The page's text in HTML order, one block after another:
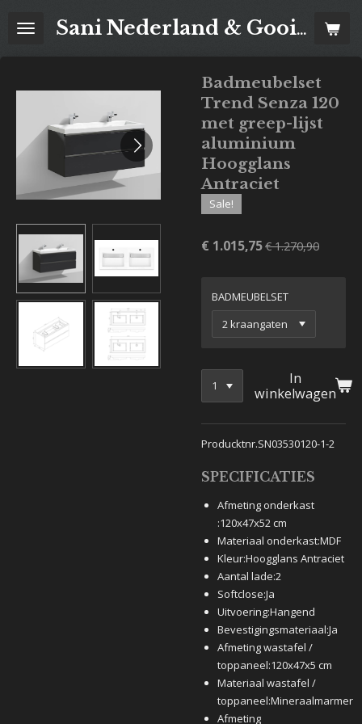
direct
Sani Nederland & Goois Tegelhuis
Badmeubelset
Trend Senza 120
met greep-lijst
aluminium
Hoogglans
Antraciet
Sale!
€ 1.015,75€ 1.270,90
BADMEUBELSET
In
winkelwagen
Producktnr.SN03530120-1-2
SPECIFICATIES
Afmeting onderkast
:120x47x52 cm
Materiaal onderkast:MDF
Kleur:Hoogglans Antraciet
Aantal lade:2
Softclose:Ja
Uitvoering:Hangend
Bevestigingsmateriaal:Ja
Afmeting wastafel /
toppaneel:120x47x5 cm
Materiaal wastafel /
toppaneel:Mineraalmarmer
Afmeting